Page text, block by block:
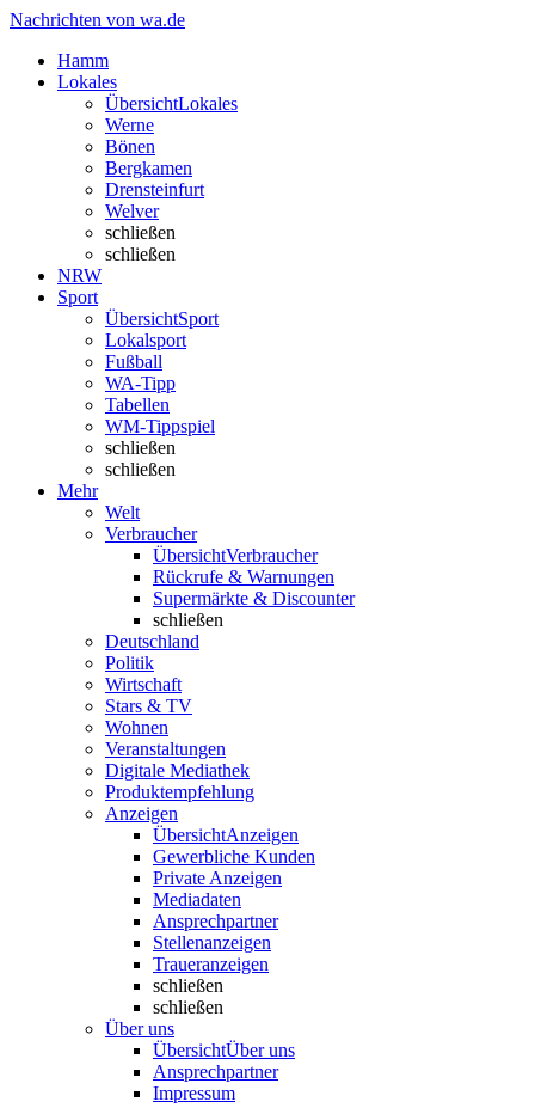
Nachrichten von wa.de
Hamm
Lokales
ÜbersichtLokales
Werne
Bönen
Bergkamen
Drensteinfurt
Welver
schließen
schließen
NRW
Sport
ÜbersichtSport
Lokalsport
Fußball
WA-Tipp
Tabellen
WM-Tippspiel
schließen
schließen
Mehr
Welt
Verbraucher
ÜbersichtVerbraucher
Rückrufe & Warnungen
Supermärkte & Discounter
schließen
Deutschland
Politik
Wirtschaft
Stars & TV
Wohnen
Veranstaltungen
Digitale Mediathek
Produktempfehlung
Anzeigen
ÜbersichtAnzeigen
Gewerbliche Kunden
Private Anzeigen
Mediadaten
Ansprechpartner
Stellenanzeigen
Traueranzeigen
schließen
schließen
Über uns
ÜbersichtÜber uns
Ansprechpartner
Impressum